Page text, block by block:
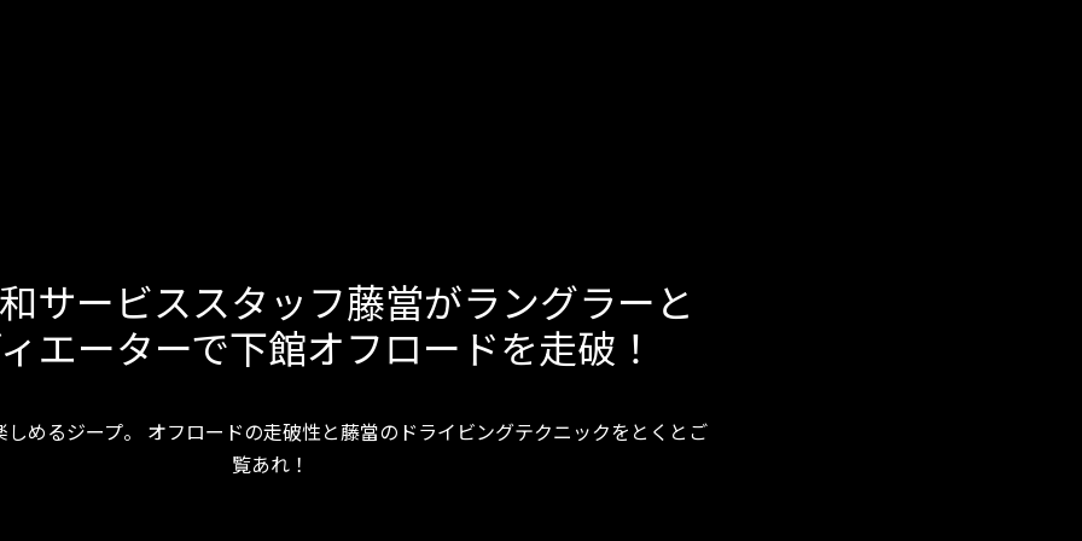
サービススタッフ藤當がラングラーと
エーターで下館オフロードを走破！
めるジープ。 オフロードの走破性と藤當のドライビングテクニックをとくとご
覧あれ！